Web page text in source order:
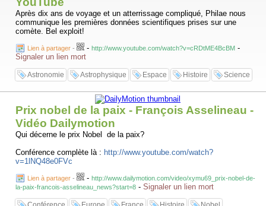
Après dix ans de voyage et un atterrissage compliqué, Philae nous
communique les premières données scientifiques prises sur une
comète. Bel exploit!
Lien à partager - - http://www.youtube.com/watch?v=cRDtME4BcBM -
Signaler un lien mort
Astronomie Astrophysique Espace Histoire Science
Prix nobel de la paix - François Asselineau -
Vidéo Dailymotion
Qui décerne le prix Nobel de la paix?
Conférence complète là : http://www.youtube.com/watch?
v=1lNQ48e0FVc
Lien à partager - - http://www.dailymotion.com/video/xymu69_prix-nobel-de-
la-paix-francois-asselineau_news?start=8 - Signaler un lien mort